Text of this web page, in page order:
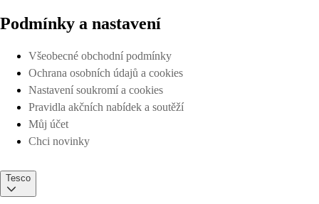
Podmínky a nastavení
Všeobecné obchodní podmínky
Ochrana osobních údajů a cookies
Nastavení soukromí a cookies
Pravidla akčních nabídek a soutěží
Můj účet
Chci novinky
Tesco